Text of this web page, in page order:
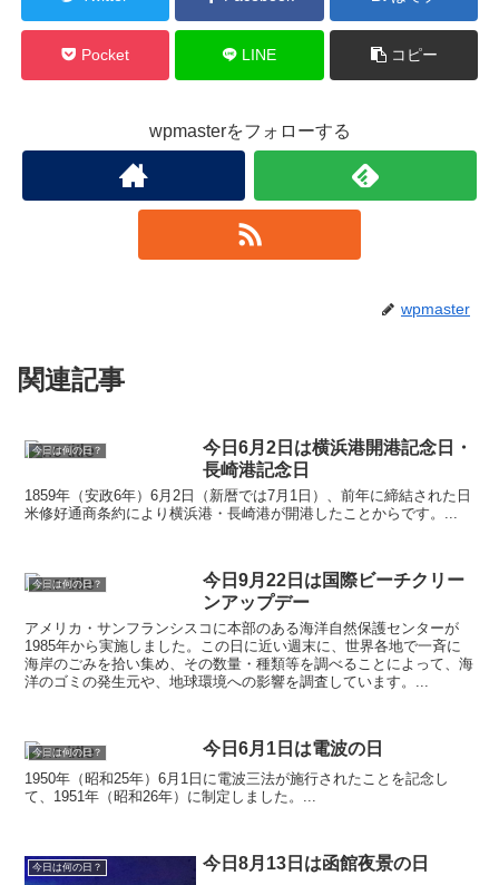
Pocket LINE コピー
wpmasterをフォローする
wpmaster
関連記事
今日は何の日？
今日6月2日は横浜港開港記念日・
長崎港記念日
1859年（安政6年）6月2日（新暦では7月1日）、前年に締結された日
米修好通商条約により横浜港・長崎港が開港したことからです。...
今日は何の日？
今日9月22日は国際ビーチクリー
ンアップデー
アメリカ・サンフランシスコに本部のある海洋自然保護センターが
1985年から実施しました。この日に近い週末に、世界各地で一斉に
海岸のごみを拾い集め、その数量・種類等を調べることによって、海
洋のゴミの発生元や、地球環境への影響を調査しています。...
今日は何の日？ 今日6月1日は電波の日
1950年（昭和25年）6月1日に電波三法が施行されたことを記念し
て、1951年（昭和26年）に制定しました。...
今日は何の日？ 今日8月13日は函館夜景の日